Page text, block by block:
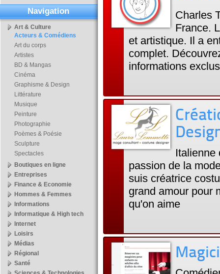
Charles
France.
et artistique. Il a
complet.
informations
Italienne
passion de la
suis créatrice
grand amour pour
qu'on aime
Navigation
Art & Culture
Acteurs & Comédiens
Art du corps
Artistes
BD & Mangas
Cinéma
Graphisme & Design
Littérature
Musique
Peinture
Photographie
Poèmes & Poésie
Sculpture
Spectacles
Boutiques en ligne
Entreprises
Finance & Economie
Hommes & Femmes
Informations
Informatique & High tech
Internet
Loisirs
Médias
Régional
Santé